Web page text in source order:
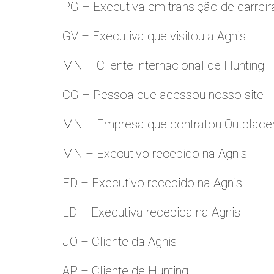
PG – Executiva em transição de
GV – Executiva que visitou a Agnis
MN – Cliente internacional de Hunting
CG – Pessoa que acessou nosso site
MN – Empresa que contratou
MN – Executivo recebido na Agnis
FD – Executivo recebido na Agnis
LD – Executiva recebida na Agnis
JO – Cliente da Agnis
AP – Cliente de Hunting